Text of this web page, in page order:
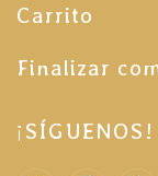
Carrito
Finalizar
¡SÍGUENOS!